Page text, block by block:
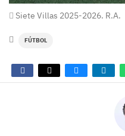
Siete Villas 2025-2026. R.A.
FÚTBOL